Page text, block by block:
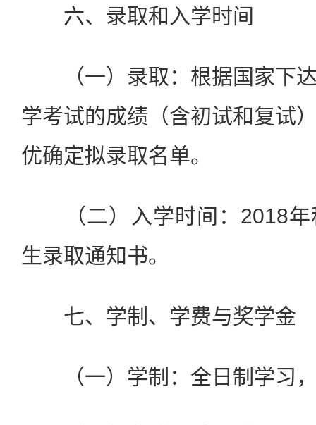
六、录取和入学时间
（一）录取：根据国家下达
学考试的成绩（含初试和复试
优确定拟录取名单。
（二）入学时间：2018年
生录取通知书。
七、学制、学费与奖学金
（一）学制：全日制学习，